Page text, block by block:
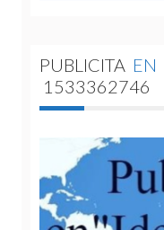
PUBLICITA EN
1533362746